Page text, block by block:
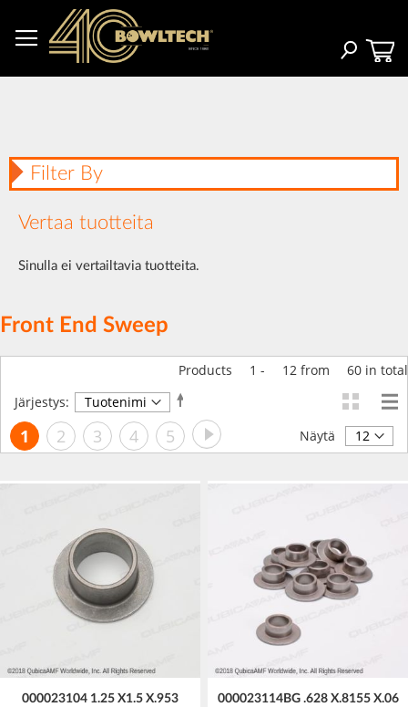
Content
Haku
Front End Sweep
Products 1 - 12 from 60 in total
Järjestys:
Aseta
laskevaan
järjestykseen
Sivu
Luet
hetkellä
1 Sivu
2 Sivu
3 Sivu
4 Sivu
5 Sivu
Seuraava Näytä
000023104 1.25 X1.5 X.953
000023114BG .628 X.8155 X.06
Filter By
Vertaa tuotteita
Sinulla ei vertailtavia tuotteita.